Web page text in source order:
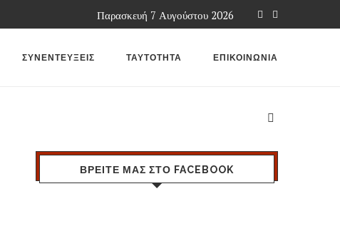
Παρασκευή 7 Αυγούστου 2026
ΣΥΝΕΝΤΕΥΞΕΙΣ ΤΑΥΤΟΤΗΤΑ ΕΠΙΚΟΙΝΩΝΙΑ
ΒΡΕΙΤΕ ΜΑΣ ΣΤΟ FACEBOOK